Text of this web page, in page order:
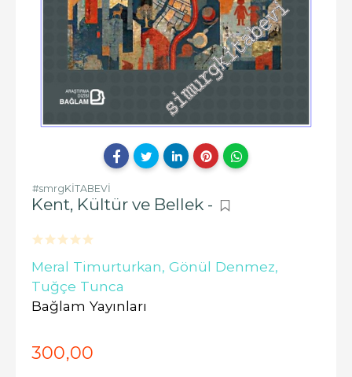
#smrgKİTABEVİ
Kent, Kültür ve Bellek -
Meral Timurturkan, Gönül Denmez,
Tuğçe Tunca
Bağlam Yayınları
300,00